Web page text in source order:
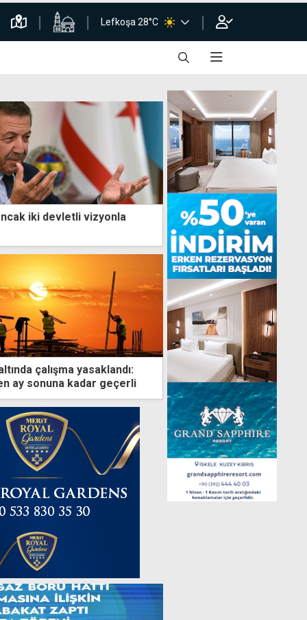
Lefkoşa 28°C
iki devletli vizyonla
çalışma yasaklandı:
ay sonuna kadar geçerli